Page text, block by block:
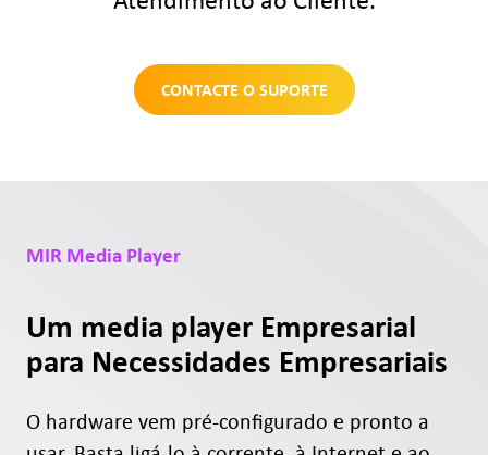
CONTACTE O SUPORTE
MIR Media Player
Um media player Empresarial
para Necessidades Empresariais
O hardware vem pré-configurado e pronto a